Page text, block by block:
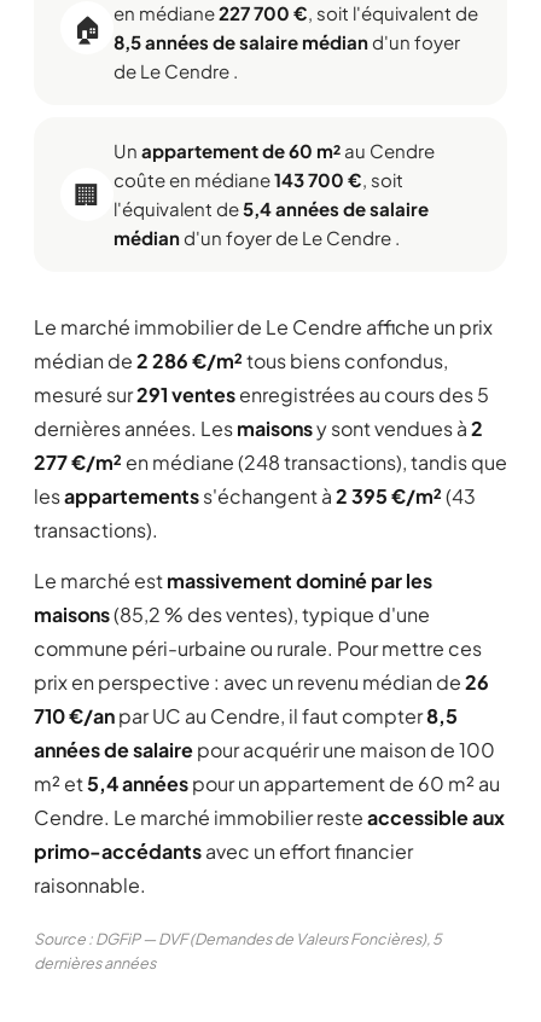
🏠
en médiane227 700 €, soit l'équivalent de
8,5 années de salaire médiand'un foyer
de Le Cendre .
🏢
Un appartement de 60 m² au Cendre
coûte en médiane143 700 €, soit
l'équivalent de5,4 années de salaire
médiand'un foyer de Le Cendre .
Le marché immobilier de Le Cendre affiche un prix
médian de2 286 €/m²tous biens confondus,
mesuré sur291 ventesenregistrées au cours des 5
dernières années. Lesmaisonsy sont vendues à2
277 €/m² en médiane (248 transactions), tandis que
lesappartementss'échangent à2 395 €/m²(43
transactions).
Le marché estmassivement dominé par les
maisons(85,2 % des ventes), typique d'une
commune péri-urbaine ou rurale. Pour mettre ces
prix en perspective : avec un revenu médian de26
710 €/anpar UC au Cendre, il faut compter8,5
années de salairepour acquérir une maison de 100
m² et5,4 annéespour un appartement de 60 m² au
Cendre. Le marché immobilier resteaccessible aux
primo-accédantsavec un effort financier
raisonnable.
Source : DGFiP — DVF (Demandes de Valeurs Foncières), 5
dernières années